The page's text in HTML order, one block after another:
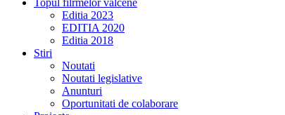
Editia 2023
EDITIA 2020
Editia 2018
Stiri
Noutati
Noutati legislative
Anunturi
Oportunitati de colaborare